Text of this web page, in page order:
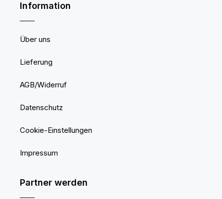
Information
Über uns
Lieferung
AGB/Widerruf
Datenschutz
Cookie-Einstellungen
Impressum
Partner werden